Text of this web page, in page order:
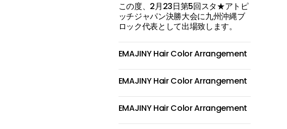
この度、2月23日第5回スタ★アトピ
ッチジャパン決勝大会に九州沖縄ブ
ロック代表として出場致します。
EMAJINY Hair Color Arrangement
EMAJINY Hair Color Arrangement
EMAJINY Hair Color Arrangement